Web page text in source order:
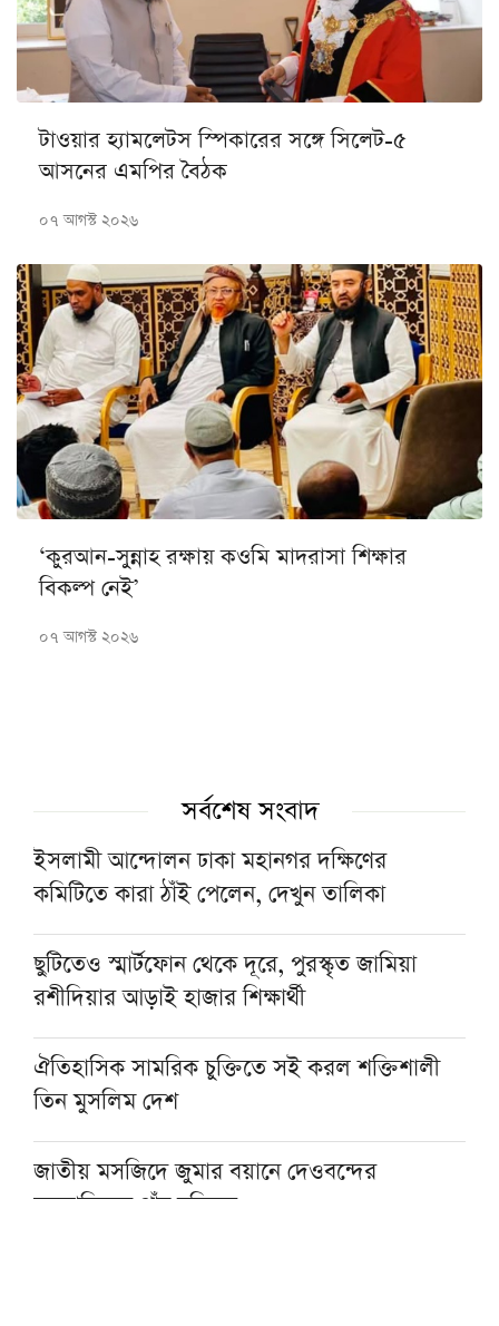
টাওয়ার হ্যামলেটস স্পিকারের সঙ্গে সিলেট-৫
আসনের এমপির বৈঠক
০৭ আগস্ট ২০২৬
‘কুরআন-সুন্নাহ রক্ষায় কওমি মাদরাসা শিক্ষার
বিকল্প নেই’
০৭ আগস্ট ২০২৬
সর্বশেষ সংবাদ
ইসলামী আন্দোলন ঢাকা মহানগর দক্ষিণের
কমিটিতে কারা ঠাঁই পেলেন, দেখুন তালিকা
ছুটিতেও স্মার্টফোন থেকে দূরে, পুরস্কৃত জামিয়া
রশীদিয়ার আড়াই হাজার শিক্ষার্থী
ঐতিহাসিক সামরিক চুক্তিতে সই করল শক্তিশালী
তিন মুসলিম দেশ
জাতীয় মসজিদে জুমার বয়ানে দেওবন্দের
মুহতামিমের পাঁচ নসিহত